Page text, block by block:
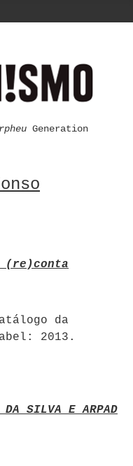
Generation
(re)conta
da
2013.
DA SILVA E ARPAD